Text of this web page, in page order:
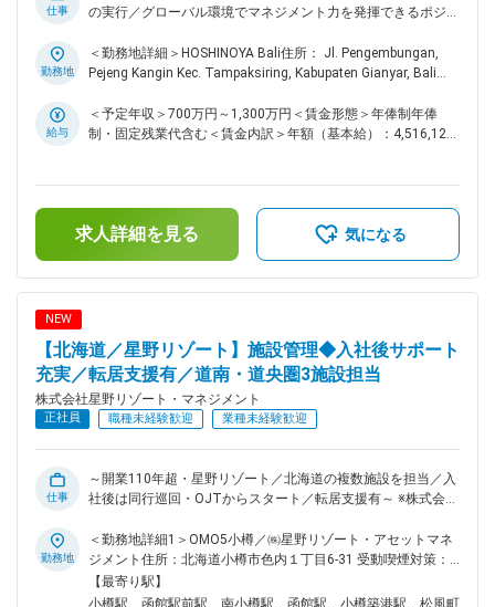
仕事
の実行／グローバル環境でマネジメント力を発揮できるポジシ
支配人として施設全体のマネジメントおよび経営戦略の立案・
遂行を担います。現地スタッフや関係者と連携し、顧客満足
ス品質の持続的な発展をリードする重要なポジションです。 ■
施設の特徴・魅力 星のやバリは、「聖なる川に向かう運河の
土があり、施設の魅力をさらに磨き上げていく余地がありま
す。 ■業務詳細 ・施設全体の運営統括および戦略立案 ・サー
ビス品質向上、顧客体験の設計・改善 ・新規アクティビティ
の育成・組織マネジメント ・現地パートナー／オーナー対
画、集客施策まで一体となって担うことができます。多国籍組
織を率いながら、地域文化を活かした価値創出に携わる経験
は、将来的な施設経営や事業責任者としてのキャリアにも直結
します。また、一定の裁量のもとで施設運営に関われるため、
自身の考えを形にしやすい環境です。 ■当社について：
「Global Competitive Hotel Management Company」 星野リ
ゾートグループは“ホテル運営の変革者”になるべく、これまで
の常識にとらわれない新たなリゾート運営の仕組みを築き独自
の価値を創造していきたいと考えております。 「日本旅館メ
ソッド」「サービスチーム」「Gan-Hoな組織」をキーワード
に顧客満足度、経常利益、エコロジカルポイントについて具体
的な数値目標を掲げ、実現に向けて取り組んでいます。また
「世界に通用するホテル運営会社」を目指し、海外での事業運
勤務地
＜勤務地詳細＞HOSHINOYA Bali住所： Jl. Pengembungan,
Pejeng Kangin Kec. Tampaksiring, Kabupaten Gianyar, Bali
事業所
給与
＜予定年収＞700万円～1,300万円＜賃金形態＞年俸制年俸
制・固定残業代含む＜賃金内訳＞年額（基本給）：4,516,128
（一律手当を含む）＜昇給有無＞有＜残業手当＞有賃金はあく
までも目安の金額であり、選考を通じて上下する可能性があり
ます。月給(月額)は固定手当を含めた表記です。
求人詳細を見る 気になる
NEW
【北海道／星野リゾート】施設管理◆入社後サポート
充実／転居支援有／道南・道央圏3施設担当
株式会社星野リゾート・マネジメント
正社員 職種未経験歓迎 業種未経験歓迎
仕事
～開業110年超・星野リゾート／北海道の複数施設を担当／入
社後は同行巡回・OJTからスタート／転居支援有～ ※株式会社
業務内容 固定の拠点に縛られず、北海道の広大なフィールド
を舞台に機動力を持って専門性を高めるポジションです。日々
の点検や修繕対応に加え、修繕計画の立案から工事管理まで一
貫して担当。施設ごとに異なる環境に携わりながら、中長期的
勤務地
＜勤務地詳細1＞OMO5小樽／㈱星野リゾート・アセットマネ
ジメント住所：北海道小樽市色内１丁目6-31 受動喫煙対策：
屋内全面禁煙＜勤務地詳細2＞界 ポロト／㈱星野リゾート・ア
セットマネジメント住所：北海道白老郡白老町若草町1-2-
【最寄り駅】
小樽駅、函館駅前駅、南小樽駅、函館駅、小樽築港駅、松風町